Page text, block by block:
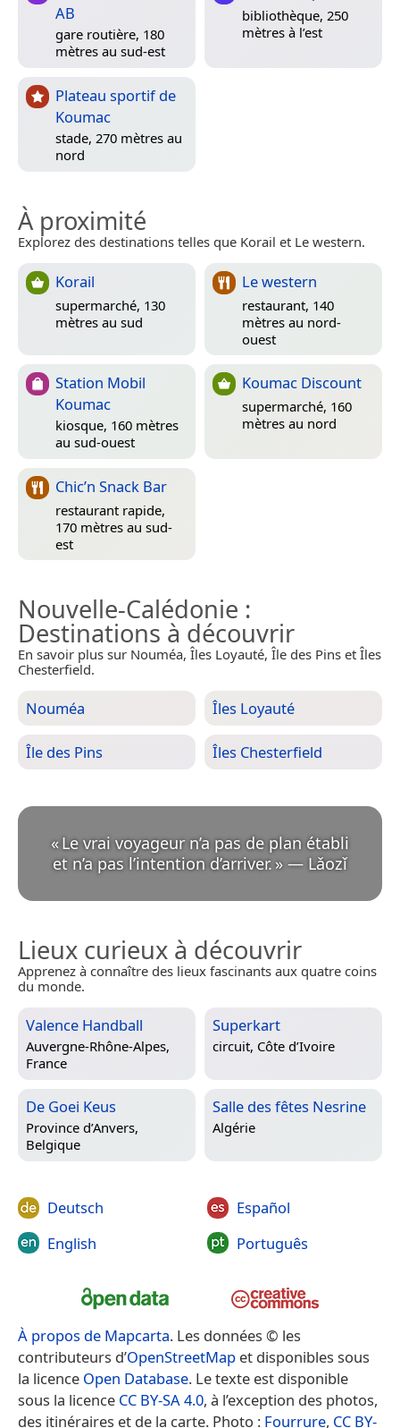
AB
gare routière, 180
mètres au sud-est
bibliothèque, 250
mètres à l’est
Plateau sportif de
Koumac
stade, 270 mètres au
nord
À proximité
Explorez des destinations telles que Korail et Le western.
Korail
supermarché, 130
mètres au sud
Le western
restaurant, 140
mètres au nord-
ouest
Station Mobil
Koumac
kiosque, 160 mètres
au sud-ouest
Koumac Discount
supermarché, 160
mètres au nord
Chic’n Snack Bar
restaurant rapide,
170 mètres au sud-
est
Nouvelle-Calédonie :
Destinations à découvrir
En savoir plus sur Nouméa, Îles Loyauté, Île des Pins et Îles
Chesterfield.
Nouméa Îles Loyauté
Île des Pins Îles Chesterfield
«Le vrai voyageur n’a pas de plan établi
et n’a pas l’intention d’arriver. » — Lǎozǐ
Lieux curieux à découvrir
Apprenez à connaître des lieux fascinants aux quatre coins
du monde.
Valence Handball
Auvergne-Rhône-Alpes,
France
Superkart
circuit, Côte d’Ivoire
De Goei Keus
Province d’Anvers,
Belgique
Salle des fêtes Nesrine
Algérie
Deutsch
English
Español
Português
À propos de Mapcarta. Les données © les
contributeurs d’OpenStreetMap et disponibles sous
la licence Open Database. Le texte est disponible
sous la licence CC BY-SA 4.0, à l’exception des photos,
des itinéraires et de la carte. Photo : Fourrure, CC BY-